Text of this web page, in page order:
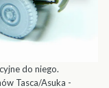
do niego.
Tasca/Asuka -